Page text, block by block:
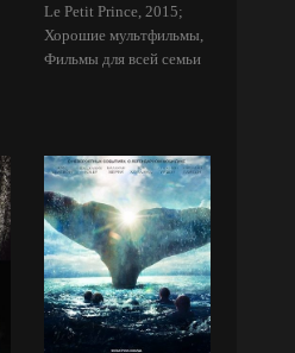
Le Petit Prince, 2015;
Хорошие мультфильмы,
Фильмы для всей семьи